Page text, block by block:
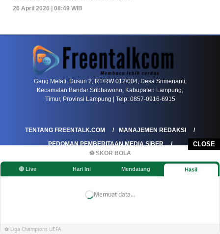
CLOSE
⚽ SKOR BOLA
🔴 Live Hari Ini Mendatang Hasil
Memuat data...
⚽ Liga Champions UEFA
26 April 2026 | 08:49 WIB
Gang Melati, Dusun 2, RT/RW 012/004, Desa Srimenanti,
Kecamatan Bandar Sribhawono, Kabupaten Lampung,
Timur, Provinsi Lampung | Telp: 0857-0916-6915
TENTANG FREENTALK.COM
MANAJEMEN REDAKSI
PEDOMAN PEMBERITAAN MEDIA SIBER
PEDOMAN PEMBERITAAN RAMAH ANAK
KOREKSI & KLARIFIKASI
KEBIJAKAN IKLAN / ADVERTORIAL